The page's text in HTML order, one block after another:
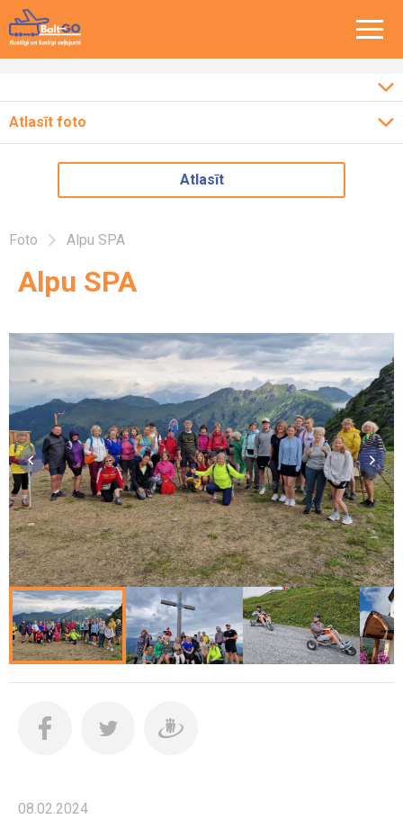
Ceļojumi pa Baltiju
Ceļojumi pa Latviju
Atlasīt foto
2023
2022
Atlasīt
Foto Alpu SPA
Alpu SPA
08.02.2024